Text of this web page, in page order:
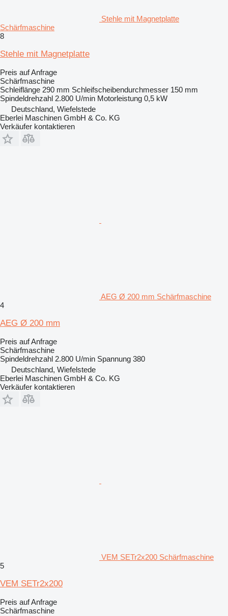
Stehle mit Magnetplatte
Schärfmaschine
8
Stehle mit Magnetplatte
Preis auf Anfrage
Schärfmaschine
Schleiflänge 290 mm Schleifscheibendurchmesser 150 mm
Spindeldrehzahl 2.800 U/min Motorleistung 0,5 kW
Deutschland, Wiefelstede
Eberlei Maschinen GmbH & Co. KG
Verkäufer kontaktieren
AEG Ø 200 mm Schärfmaschine
4
AEG Ø 200 mm
Preis auf Anfrage
Schärfmaschine
Spindeldrehzahl 2.800 U/min Spannung 380
Deutschland, Wiefelstede
Eberlei Maschinen GmbH & Co. KG
Verkäufer kontaktieren
VEM SETr2x200 Schärfmaschine
5
VEM SETr2x200
Preis auf Anfrage
Schärfmaschine